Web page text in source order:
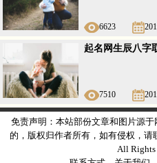
6623
起名网生辰八字
7510
免责声明：本站部份文章和图片源
的，版权归作者所有，如有侵权，请
All Rights